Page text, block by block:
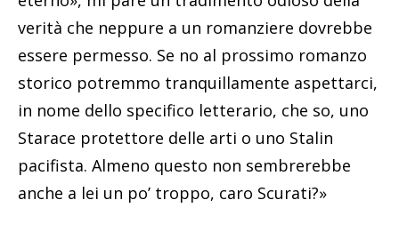
verità che neppure a un romanziere dovrebbe
essere permesso. Se no al prossimo romanzo
storico potremmo tranquillamente aspettarci,
in nome dello specifico letterario, che so, uno
Starace protettore delle arti o uno Stalin
pacifista. Almeno questo non sembrerebbe
anche a lei un po’ troppo, caro Scurati?»